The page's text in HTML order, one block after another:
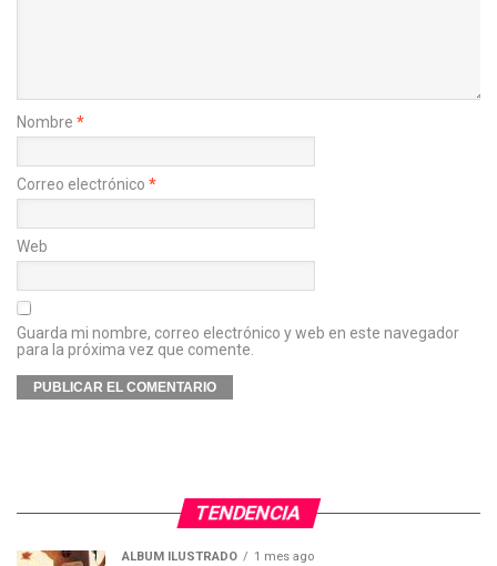
Nombre *
Correo electrónico *
Web
Guarda mi nombre, correo electrónico y web en este navegador
para la próxima vez que comente.
TENDENCIA
ÁLBUM ILUSTRADO 1 mes ago